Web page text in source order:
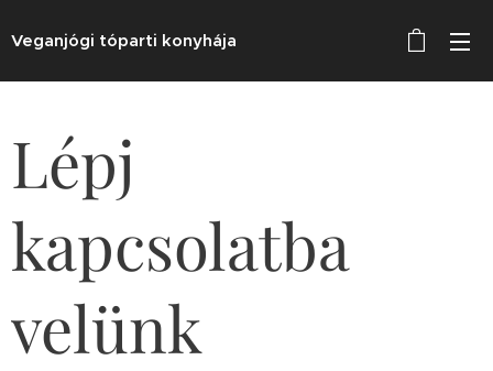
Veganjógi tóparti konyhája
Lépj
kapcsolatba
velünk